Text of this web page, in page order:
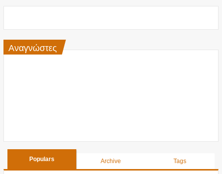
Αναγνώστες
Populars Archive Tags